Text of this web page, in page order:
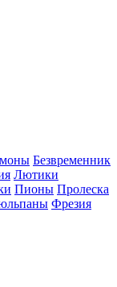
Безвременник
Лютики
Пионы Пролеска
Фрезия